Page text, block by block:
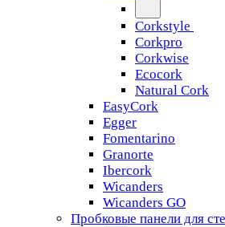
Corkstyle
Corkpro
Corkwise
Ecocork
Natural Cork
EasyCork
Egger
Fomentarino
Granorte
Ibercork
Wicanders
Wicanders GO
Пробковые панели для